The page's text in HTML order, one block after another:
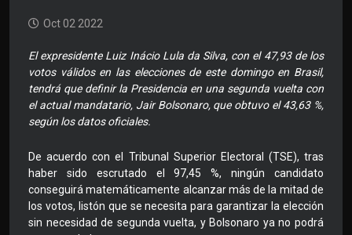
Oct 02 2022
El expresidente Luiz Inácio Lula da Silva, con el 47,93 de los
votos válidos en las elecciones de este domingo en Brasil,
tendrá que definir la Presidencia en una segunda vuelta con
el actual mandatario, Jair Bolsonaro, que obtuvo el 43,63 %,
según los datos oficiales.
De acuerdo con el Tribunal Superior Electoral (TSE), tras
haber sido escrutado el 97,45 %, ningún candidato
conseguirá matemáticamente alcanzar más de la mitad de
los votos, listón que se necesita para garantizar la elección
sin necesidad de segunda vuelta, y Bolsonaro ya no podrá